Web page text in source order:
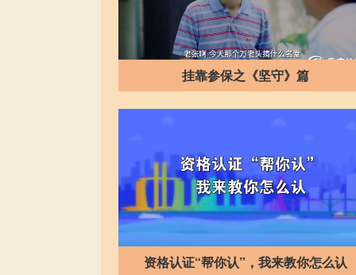
挂靠参保之《坚守》篇
资格认证“帮你认”，我来教你怎么认